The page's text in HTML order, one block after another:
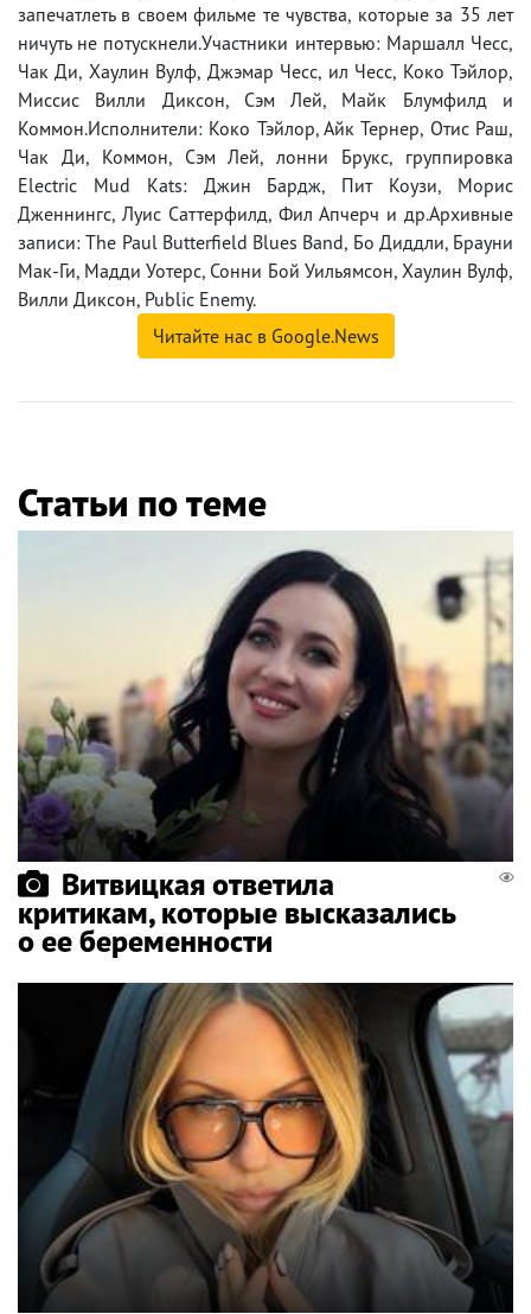
запечатлеть в своем фильме те чувства, которые за 35 лет
ничуть не потускнели.Участники интервью: Маршалл Чесс,
Чак Ди, Хаулин Вулф, Джэмар Чесс, ил Чесс, Коко Тэйлор,
Миссис Вилли Диксон, Сэм Лей, Майк Блумфилд и
Коммон.Исполнители: Коко Тэйлор, Айк Тернер, Отис Раш,
Чак Ди, Коммон, Сэм Лей, лонни Брукс, группировка
Electric Mud Kats: Джин Бардж, Пит Коузи, Морис
Дженнингс, Луис Саттерфилд, Фил Апчерч и др.Архивные
записи: The Paul Butterfield Blues Band, Бо Диддли, Брауни
Мак-Ги, Мадди Уотерс, Сонни Бой Уильямсон, Хаулин Вулф,
Вилли Диксон, Public Enemy.
Читайте нас в Google.News
Статьи по теме
Витвицкая ответила
критикам, которые высказались
о ее беременности